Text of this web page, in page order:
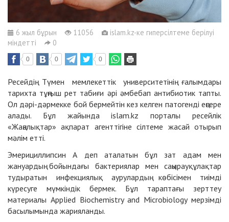
6 жыл бұрын 11056
islam.kz-ке гиперсілтеме берілуі
міндетті
0
0 0 0
Ресейдің Түмен мемлекеттік университетінің ғалымдары
тарихта тұңғыш рет табиғи әрі әмбебап антибиотик тапты.
Ол дәрі-дәрмекке бой бермейтін кез келген патогенді еңсере
алады. Бұл жайында islam.kz порталы ресейлік
«Жаңалықтар» ақпарат агенттігіне сілтеме жасай отырып
мәлім етті.
Эмерициллипсин А деп аталатын бұл зат адам мен
жануардың бойындағы бактериялар мен саңырауқұлақтар
тудыратын инфекциялық аурулардың көбісімен тиімді
күресуге мүмкіндік бермек. Бұл тараптағы зерттеу
материалы Applied Biochemistry and Microbiology мерзімді
басылымында жарияланды.